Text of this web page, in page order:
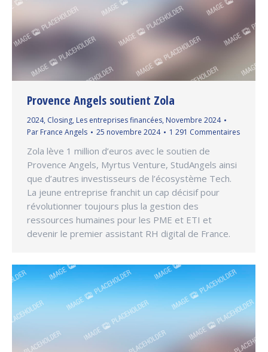
Provence Angels soutient Zola
2024, Closing, Les entreprises financées, Novembre 2024
Par France Angels 25 novembre 2024 1 291 Commentaires
Zola lève 1 million d’euros avec le soutien de
Provence Angels, Myrtus Venture, StudAngels ainsi
que d’autres investisseurs de l’écosystème Tech.
La jeune entreprise franchit un cap décisif pour
révolutionner toujours plus la gestion des
ressources humaines pour les PME et ETI et
devenir le premier assistant RH digital de France.